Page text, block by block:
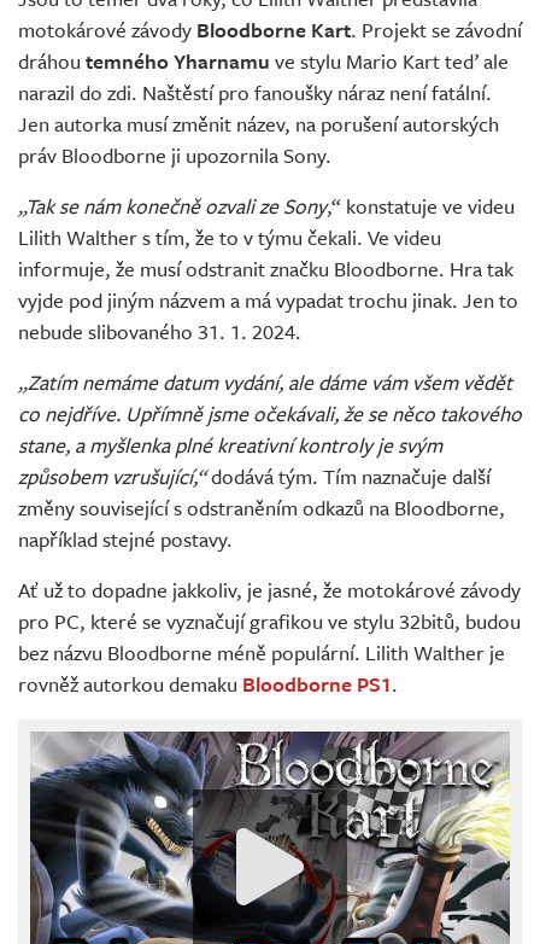
Živě
motokárové závody Bloodborne Kart. Projekt se závodní
dráhou temného Yharnamu ve stylu Mario Kart teď ale
narazil do zdi. Naštěstí pro fanoušky náraz není fatální.
Jen autorka musí změnit název, na porušení autorských
práv Bloodborne ji upozornila Sony.
„Tak se nám konečně ozvali ze Sony,“ konstatuje ve videu
Lilith Walther s tím, že to v týmu čekali. Ve videu
informuje, že musí odstranit značku Bloodborne. Hra tak
vyjde pod jiným názvem a má vypadat trochu jinak. Jen to
nebude slibovaného 31. 1. 2024.
„Zatím nemáme datum vydání, ale dáme vám všem vědět
co nejdříve. Upřímně jsme očekávali, že se něco takového
stane, a myšlenka plné kreativní kontroly je svým
způsobem vzrušující,“dodává tým. Tím naznačuje další
změny související s odstraněním odkazů na Bloodborne,
například stejné postavy.
Ať už to dopadne jakkoliv, je jasné, že motokárové závody
pro PC, které se vyznačují grafikou ve stylu 32bitů, budou
bez názvu Bloodborne méně populární. Lilith Walther je
rovněž autorkou demaku Bloodborne PS1.